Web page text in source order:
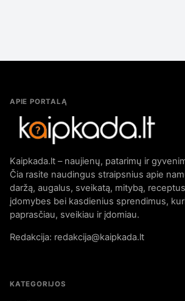
APIE PORTALĄ
Kaipkada.lt – naujienų, patarimų ir
Čia rasite naudingus straipsnius apie
daržą, augalus, sveikatą, mitybą,
įdomybes bei kasdienius sprendimus,
paprasčiau, sveikiau ir įdomiau.
Redakcija: redakcija@kaipkada.lt
KATEGORIJOS